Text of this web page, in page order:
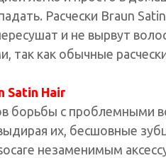
Расчески Braun
и не вырвут
так как обычные
Satin Hair
борьбы с
их, бесшовные
незаменимым